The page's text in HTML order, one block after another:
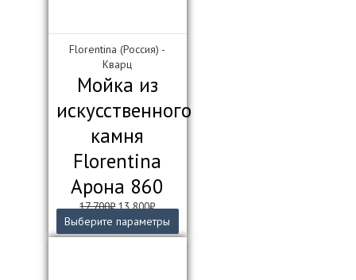
Florentina (Россия) -
Кварц
Мойка из
искусственного
камня
Florentina
Арона 860
17 700₽Первоначальная
цена
составляла
13 800₽Текущая
цена:
13
Выберите параметры
товар